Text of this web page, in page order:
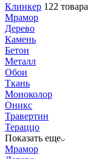
Клинкер 122 товара
Мрамор
Дерево
Камень
Бетон
Металл
Обои
Ткань
Моноколор
Оникс
Травертин
Тераццо
Показать еще
Мрамор